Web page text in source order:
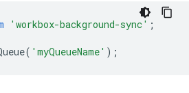
'workbox-background-sync' ;
( 'myQueueName' );